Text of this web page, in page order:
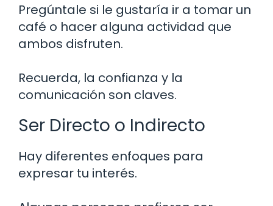
Pregúntale si le gustaría ir a tomar un
café o hacer alguna actividad que
ambos disfruten.
Recuerda, la confianza y la
comunicación son claves.
Ser Directo o Indirecto
Hay diferentes enfoques para
expresar tu interés.